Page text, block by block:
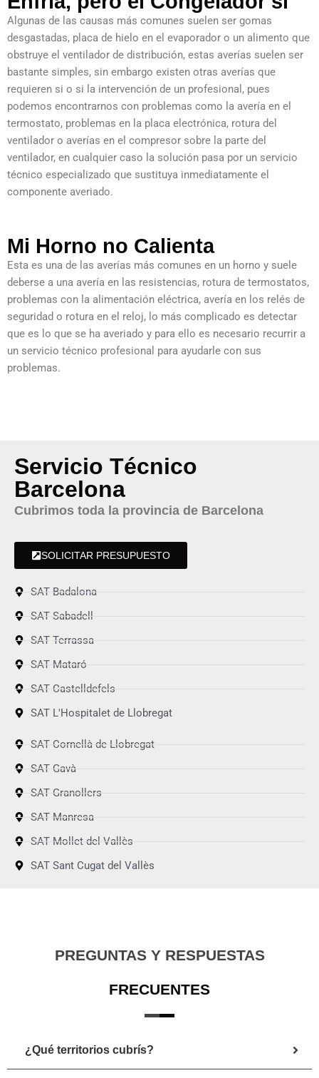
Algunas de las causas más comunes suelen ser gomas
desgastadas, placa de hielo en el evaporador o un alimento que
obstruye el ventilador de distribución, estas averías suelen ser
bastante simples, sin embargo existen otras averías que
requieren si o si la intervención de un profesional, pues
podemos encontrarnos con problemas como la avería en el
termostato, problemas en la placa electrónica, rotura del
ventilador o averías en el compresor sobre la parte del
ventilador, en cualquier caso la solución pasa por un servicio
técnico especializado que sustituya inmediatamente el
componente averiado.
Mi Horno no Calienta
Esta es una de las averías más comunes en un horno y suele
deberse a una avería en las resistencias, rotura de termostatos,
problemas con la alimentación eléctrica, avería en los relés de
seguridad o rotura en el reloj, lo más complicado es detectar
que es lo que se ha averiado y para ello es necesario recurrir a
un servicio técnico profesional para ayudarle con sus
problemas.
Servicio Técnico
Barcelona
Cubrimos toda la provincia de Barcelona
SOLICITAR PRESUPUESTO
SAT Badalona
SAT Sabadell
SAT Terrassa
SAT Mataró
SAT Castelldefels
SAT L'Hospitalet de Llobregat
SAT Cornellà de Llobregat
SAT Gavà
SAT Granollers
SAT Manresa
SAT Mollet del Vallès
SAT Sant Cugat del Vallès
PREGUNTAS Y RESPUESTAS
FRECUENTES
¿Qué territorios cubrís?